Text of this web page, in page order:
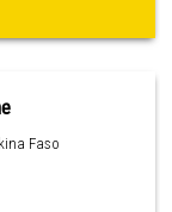
Namentenga e della Yoba ,Burkina Faso